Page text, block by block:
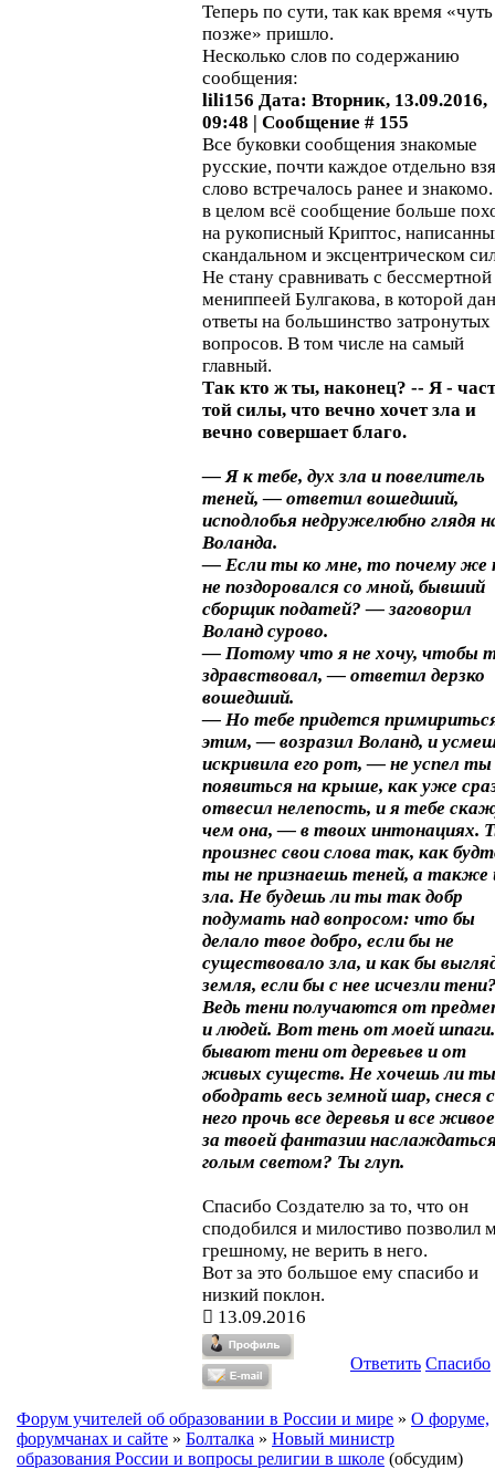
Теперь по сути, так как время «чуть
позже» пришло.
Несколько слов по содержанию
сообщения:
lili156 Дата: Вторник, 13.09.2016,
09:48 | Сообщение # 155
Все буковки сообщения знакомые
русские, почти каждое отдельно
слово встречалось ранее и
в целом всё сообщение больше
на рукописный Криптос,
скандальном и эксцентрическом
Не стану сравнивать с бессмертной
мениппеей Булгакова, в которой
ответы на большинство затронутых
вопросов. В том числе на самый
главный.
Так кто ж ты, наконец? -- Я -
той силы, что вечно хочет зла и
вечно совершает благо.
— Я к тебе, дух зла и повелитель
теней, — ответил вошедший,
исподлобья недружелюбно глядя
Воланда.
— Если ты ко мне, то почему
не поздоровался со мной, бывший
сборщик податей? — заговорил
Воланд сурово.
— Потому что я не хочу, чтобы
здравствовал, — ответил дерзко
вошедший.
— Но тебе придется
этим, — возразил Воланд, и
искривила его рот, — не успел ты
появиться на крыше, как уже
отвесил нелепость, и я тебе
чем она, — в твоих интонациях.
произнес свои слова так, как
ты не признаешь теней, а также
зла. Не будешь ли ты так добр
подумать над вопросом: что бы
делало твое добро, если бы не
существовало зла, и как бы
земля, если бы с нее исчезли
Ведь тени получаются от
и людей. Вот тень от моей
бывают тени от деревьев и от
живых существ. Не хочешь ли ты
ободрать весь земной шар, снеся с
него прочь все деревья и все
за твоей фантазии
голым светом? Ты глуп.
Спасибо Создателю за то, что он
сподобился и милостиво позволил
грешному, не верить в него.
Вот за это большое ему спасибо и
низкий поклон.
13.09.2016
Ответить Спасибо
Форум учителей об образовании в России и мире » О форуме,
форумчанах и сайте » Болталка » Новый министр
образования России и вопросы религии в школе (обсудим)